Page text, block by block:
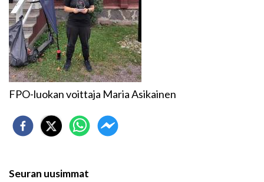
FPO-luokan voittaja Maria Asikainen
Seuran uusimmat